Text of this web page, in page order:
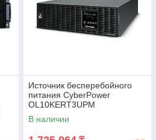
Источник бесперебойного
питания CyberPower
OL10KERT3UPM
В наличии